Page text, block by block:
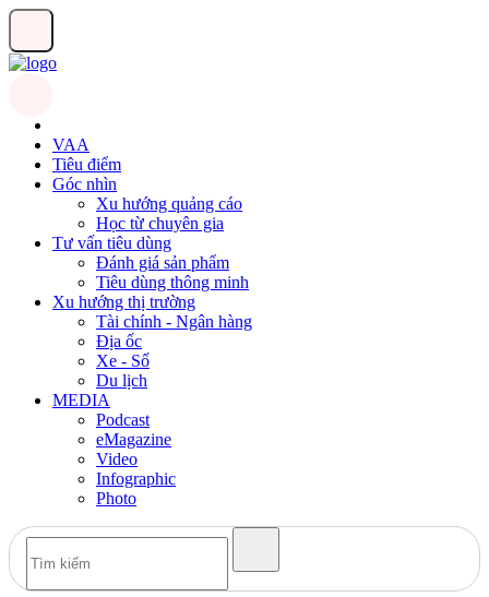
VAA
Tiêu điểm
Góc nhìn
Xu hướng quảng cáo
Học từ chuyên gia
Tư vấn tiêu dùng
Đánh giá sản phẩm
Tiêu dùng thông minh
Xu hướng thị trường
Tài chính - Ngân hàng
Địa ốc
Xe - Số
Du lịch
MEDIA
Podcast
eMagazine
Video
Infographic
Photo